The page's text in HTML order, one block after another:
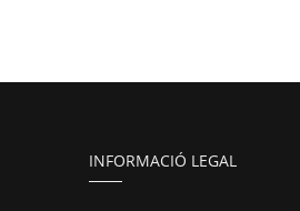
INFORMACIÓ LEGAL